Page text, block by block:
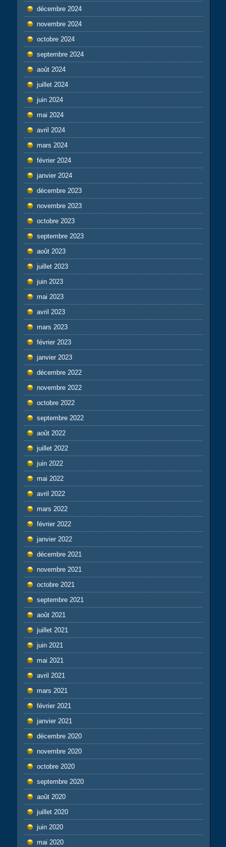
décembre 2024
novembre 2024
octobre 2024
septembre 2024
août 2024
juillet 2024
juin 2024
mai 2024
avril 2024
mars 2024
février 2024
janvier 2024
décembre 2023
novembre 2023
octobre 2023
septembre 2023
août 2023
juillet 2023
juin 2023
mai 2023
avril 2023
mars 2023
février 2023
janvier 2023
décembre 2022
novembre 2022
octobre 2022
septembre 2022
août 2022
juillet 2022
juin 2022
mai 2022
avril 2022
mars 2022
février 2022
janvier 2022
décembre 2021
novembre 2021
octobre 2021
septembre 2021
août 2021
juillet 2021
juin 2021
mai 2021
avril 2021
mars 2021
février 2021
janvier 2021
décembre 2020
novembre 2020
octobre 2020
septembre 2020
août 2020
juillet 2020
juin 2020
mai 2020